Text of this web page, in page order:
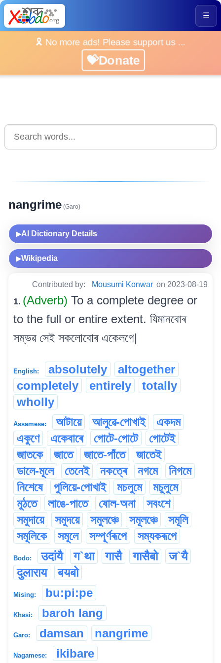
☰
🎗️ No more ads! Please support us ...
💝Donate
nangrime (Garo)
▶AI Dictionary Details
▶Wikipedia
Contributed by: Mousumi Konwar on 2023-08-19
1. (Adverb) To a complete degree or
to the full or entire extent. যিমানবোৰ
সম্ভৱ সেই সকলোবোৰ একেলগে|
English: absolutely
altogether
completely
entirely
totally
wholly
Assamese: আটায়ে আলুৱে-পোখাই
একদম
একুণে
একেবাৰে গোটে-গোটে
গোটেই
জাতকে
জাতে জাতে-পাঁতে
জাতেই
ডালে-মূলে
তেনেই নকত্ৰে নগমে
নিগমে
নিশেষে
পুলিয়ে-পোখাই মচলুমে
মচুলুমে
মুঠতে
লাঙে-পাতে ষোল-অনা
সবংশে
সমুদায়ে
সমুদয়ে সমুলঞ্চে সমূলঞ্চে
সমূলি
সমূলিকে
সমূলে সম্পূৰ্ণৰূপে সম্যকৰূপে
Bodo: उदांयै ग`था गासै गासैबो
ज`यै
दुलाराय
बयबो
Mising: bu:pi:pe
Khasi: baroh lang
Garo: damsan nangrime
Nagamese: ikibare